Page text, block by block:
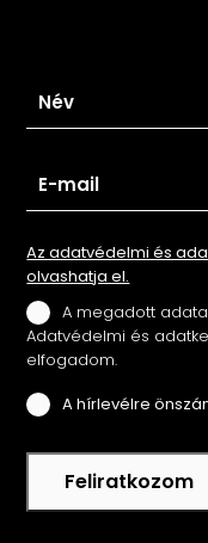
Az adatvédelmi és
olvashatja el.
A megadott
Adatvédelmi és
elfogadom.
A hírlevélre
Feliratkozom